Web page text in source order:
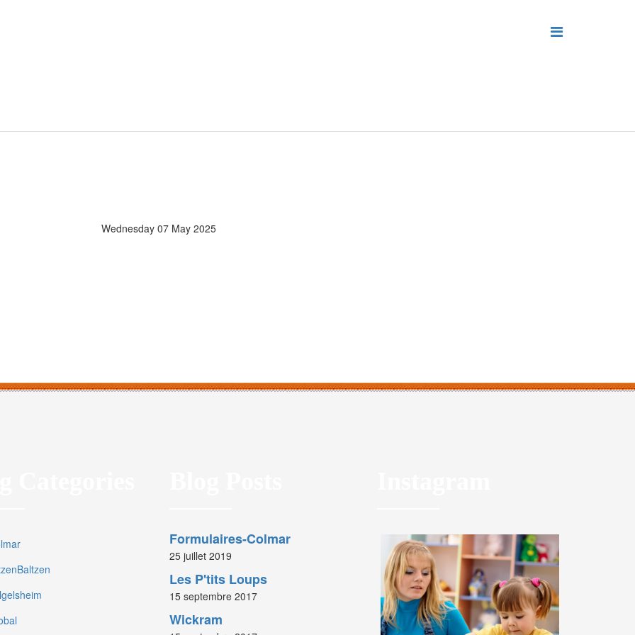
Wednesday 07 May 2025
Formulaires-Colmar
25 juillet 2019
Les P'tits Loups
15 septembre 2017
Wickram